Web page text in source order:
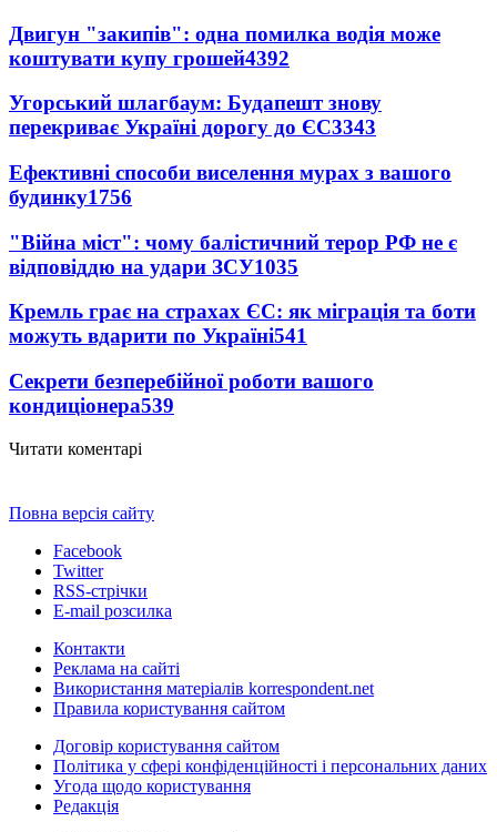
Двигун "закипів": одна помилка водія може
коштувати купу грошей4392
Угорський шлагбаум: Будапешт знову
перекриває Україні дорогу до ЄС3343
Ефективні способи виселення мурах з вашого
будинку1756
"Війна міст": чому балістичний терор РФ не є
відповіддю на удари ЗСУ1035
Кремль грає на страхах ЄС: як міграція та боти
можуть вдарити по Україні541
Секрети безперебійної роботи вашого
кондиціонера539
Читати коментарі
Повна версія сайту
Facebook
Twitter
RSS-стрічки
E-mail розсилка
Контакти
Реклама на сайті
Використання матеріалів korrespondent.net
Правила користування сайтом
Договір користування сайтом
Політика у сфері конфіденційності і персональних даних
Угода щодо користування
Редакція